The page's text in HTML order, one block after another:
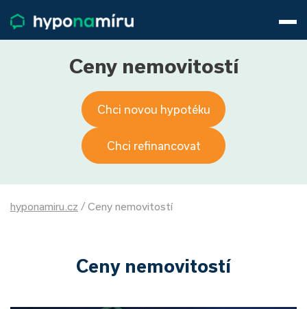
Životní pojištění
Pojištění nemovitosti
O nás
800 688 388
Přihlásit
Ceny nemovitostí
Chci novou hypotéku
Chci refinancovat
hyponamiru.cz / Ceny nemovitostí
Ceny nemovitostí